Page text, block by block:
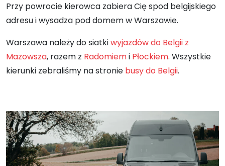
Przy powrocie kierowca zabiera Cię spod belgijskiego
adresu i wysadza pod domem w Warszawie.
Warszawa należy do siatkiwyjazdów do Belgii z
Mazowsza, razem z Radomiemi Płockiem. Wszystkie
kierunki zebraliśmy na stronie busy do Belgii.